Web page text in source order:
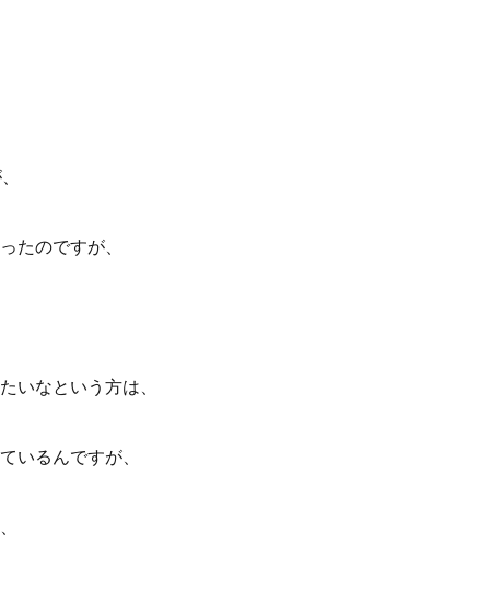
たのですが、
いなという方は、
いるんですが、